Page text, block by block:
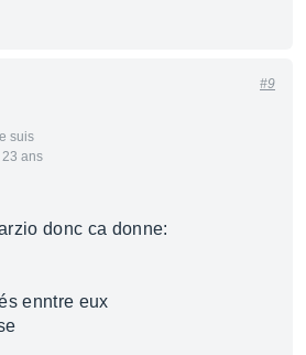
suis
ans
#9
donc ca donne:
enntre eux